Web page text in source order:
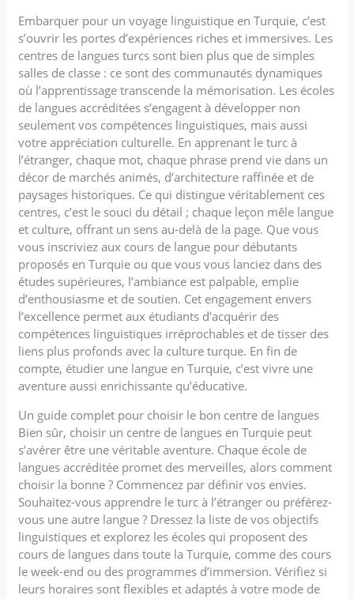
Embarquer pour un voyage linguistique en Turquie, c’est
s’ouvrir les portes d’expériences riches et immersives. Les
centres de langues turcs sont bien plus que de simples
salles de classe : ce sont des communautés dynamiques
où l’apprentissage transcende la mémorisation. Les écoles
de langues accréditées s’engagent à développer non
seulement vos compétences linguistiques, mais aussi
votre appréciation culturelle. En apprenant le turc à
l’étranger, chaque mot, chaque phrase prend vie dans un
décor de marchés animés, d’architecture raffinée et de
paysages historiques. Ce qui distingue véritablement ces
centres, c’est le souci du détail ; chaque leçon mêle langue
et culture, offrant un sens au-delà de la page. Que vous
vous inscriviez aux cours de langue pour débutants
proposés en Turquie ou que vous vous lanciez dans des
études supérieures, l’ambiance est palpable, emplie
d’enthousiasme et de soutien. Cet engagement envers
l’excellence permet aux étudiants d’acquérir des
compétences linguistiques irréprochables et de tisser des
liens plus profonds avec la culture turque. En fin de
compte, étudier une langue en Turquie, c’est vivre une
aventure aussi enrichissante qu’éducative.
Un guide complet pour choisir le bon centre de langues
Bien sûr, choisir un centre de langues en Turquie peut
s’avérer être une véritable aventure. Chaque école de
langues accréditée promet des merveilles, alors comment
choisir la bonne ? Commencez par définir vos envies.
Souhaitez-vous apprendre le turc à l’étranger ou préférez-
vous une autre langue ? Dressez la liste de vos objectifs
linguistiques et explorez les écoles qui proposent des
cours de langues dans toute la Turquie, comme des cours
le week-end ou des programmes d’immersion. Vérifiez si
leurs horaires sont flexibles et adaptés à votre mode de